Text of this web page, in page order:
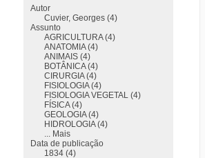
Autor
Cuvier, Georges (4)
Assunto
AGRICULTURA (4)
ANATOMIA (4)
ANIMAIS (4)
BOTÂNICA (4)
CIRURGIA (4)
FISIOLOGIA (4)
FISIOLOGIA VEGETAL (4)
FÍSICA (4)
GEOLOGIA (4)
HIDROLOGIA (4)
... Mais
Data de publicação
1834 (4)